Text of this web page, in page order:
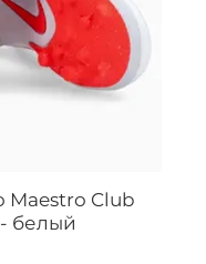
Maestro Club
белый